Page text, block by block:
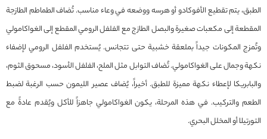
الطبق، يتم تقطيع الأفوكادو أو هرسه ووضعه في وعاء مناسب. تُضاف الطماطم الطازجة
المقطعة إلى مكعبات صغيرة والبصل الطازج مع الفلفل الرومي المقطع إلى الغواكامولي
وتُمزج المكونات جيداً بملعقة خشبية حتى تتجانس. يُستخدم الفلفل الرومي لإضفاء
نكهة وجمال على الغواكامولي. تُضاف التوابل مثل الملح، الفلفل الأسود، مسحوق الثوم،
والبابريكا لإعطاء نكهة مميزة للطبق. أخيراً، يُضاف عصير الليمون حسب الرغبة لضبط
الطعم والتركيب. في هذه المرحلة، يكون الغواكامولي جاهزاً للأكل ويُقدم عادةً مع
التورتيلا أو المخلل البحري.